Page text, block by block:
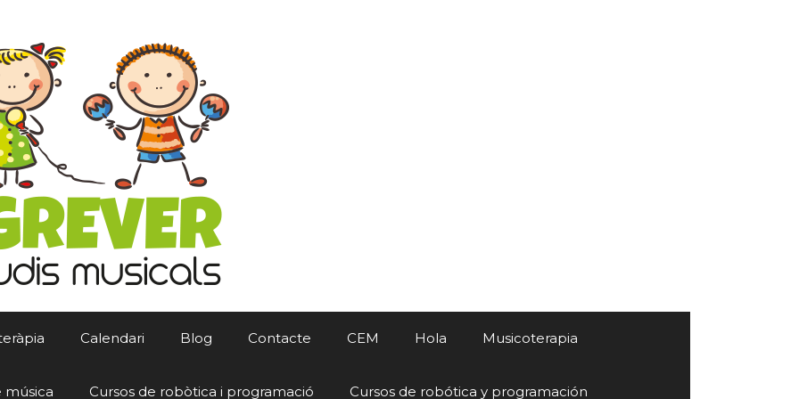
Calendari Blog Contacte CEM Hola Musicoterapia
música Cursos de robòtica i programació Cursos de robótica y programación